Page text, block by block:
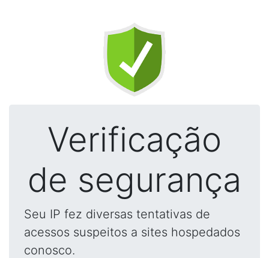
Verificação
de segurança
Seu IP fez diversas tentativas de
acessos suspeitos a sites hospedados
conosco.